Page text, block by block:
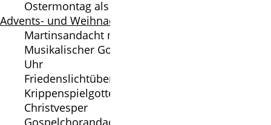
Ostermontag als Familiengottesdienst
Advents- und Weihnachtszeit
Martinsandacht mit Kita
Musikalischer Gottesdienst am 1. Advent um 17
Uhr
Friedenslichtübergabe
Krippenspielgottesdienste
Christvesper
Gospelchorandacht